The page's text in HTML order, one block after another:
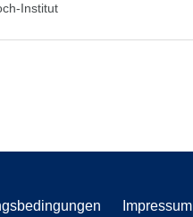
Institut
Impressum